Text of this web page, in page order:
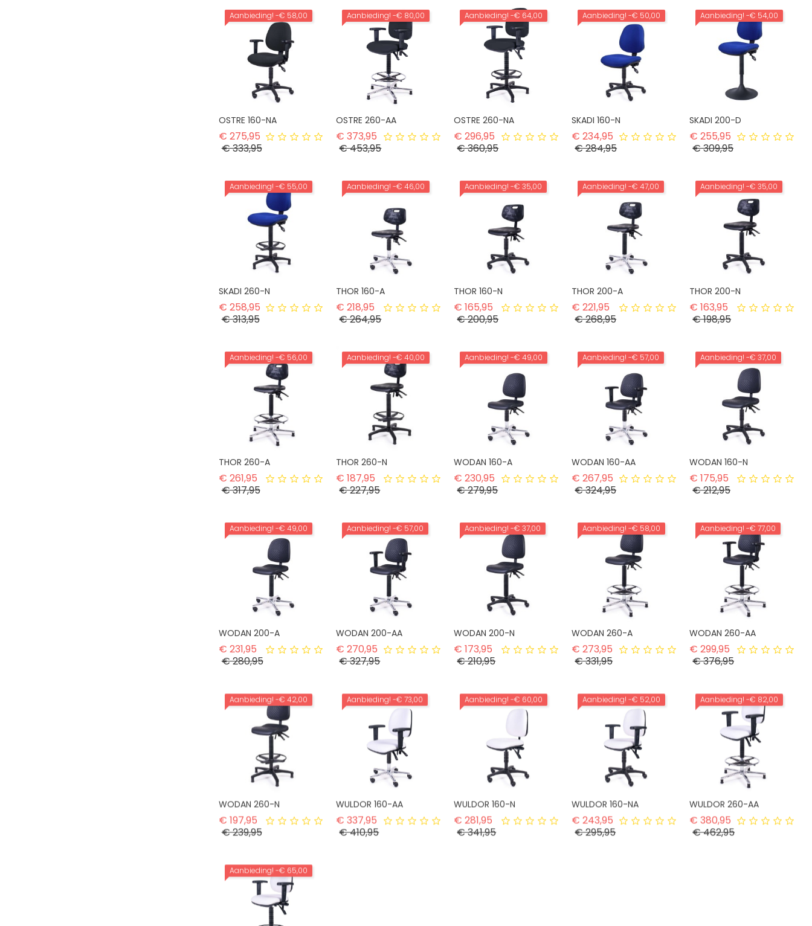
Aanbieding! -€ 58,00
OSTRE 160-NA
€ 275,95Normale prijs
€ 333,95Prijs
Aanbieding!-€ 80,00
OSTRE 260-AA
€ 373,95 Normale prijs
€ 453,95Prijs
Aanbieding!-€ 64,00
OSTRE 260-NA
€ 296,95 Normale prijs
€ 360,95Prijs
Aanbieding!-€ 50,00
SKADI 160-N
€ 234,95 Normale prijs
€ 284,95Prijs
Aanbieding!-€ 54,00
SKADI 200-D
€ 255,95 Normale prijs
€ 309,95Prijs
Aanbieding! -€ 55,00
SKADI 260-N
€ 258,95Normale prijs
€ 313,95Prijs
Aanbieding!-€ 46,00
THOR 160-A
€ 218,95 Normale prijs
€ 264,95Prijs
Aanbieding!-€ 35,00
THOR 160-N
€ 165,95 Normale prijs
€ 200,95Prijs
Aanbieding!-€ 47,00
THOR 200-A
€ 221,95 Normale prijs
€ 268,95Prijs
Aanbieding!-€ 35,00
THOR 200-N
€ 163,95 Normale prijs
€ 198,95Prijs
Aanbieding! -€ 56,00
THOR 260-A
€ 261,95Normale prijs
€ 317,95Prijs
Aanbieding!-€ 40,00
THOR 260-N
€ 187,95 Normale prijs
€ 227,95Prijs
Aanbieding!-€ 49,00
WODAN 160-A
€ 230,95 Normale prijs
€ 279,95Prijs
Aanbieding!-€ 57,00
WODAN 160-AA
€ 267,95 Normale prijs
€ 324,95Prijs
Aanbieding!-€ 37,00
WODAN 160-N
€ 175,95 Normale prijs
€ 212,95Prijs
Aanbieding! -€ 49,00
WODAN 200-A
€ 231,95Normale prijs
€ 280,95Prijs
Aanbieding!-€ 57,00
WODAN 200-AA
€ 270,95 Normale prijs
€ 327,95Prijs
Aanbieding!-€ 37,00
WODAN 200-N
€ 173,95 Normale prijs
€ 210,95Prijs
Aanbieding!-€ 58,00
WODAN 260-A
€ 273,95 Normale prijs
€ 331,95Prijs
Aanbieding!-€ 77,00
WODAN 260-AA
€ 299,95 Normale prijs
€ 376,95Prijs
Aanbieding! -€ 42,00
WODAN 260-N
€ 197,95Normale prijs
€ 239,95Prijs
Aanbieding!-€ 73,00
WULDOR 160-AA
€ 337,95 Normale prijs
€ 410,95Prijs
Aanbieding!-€ 60,00
WULDOR 160-N
€ 281,95 Normale prijs
€ 341,95Prijs
Aanbieding!-€ 52,00
WULDOR 160-NA
€ 243,95 Normale prijs
€ 295,95Prijs
Aanbieding!-€ 82,00
WULDOR 260-AA
€ 380,95 Normale prijs
€ 462,95Prijs
Aanbieding! -€ 65,00